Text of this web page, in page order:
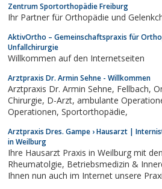
Zentrum Sportorthopädie Freiburg
Ihr Partner für Orthopädie und
AktivOrtho – Gemeinschaftspraxis für
Unfallchirurgie
Willkommen auf den Internetseiten
Arztpraxis Dr. Armin Sehne - Willkommen
Arztpraxis Dr. Armin Sehne, Fellbach, Orthopädie, Unfallchirurgie,
Chirurgie, D-Arzt, ambulante Operationen, stationäre
Operationen, Sportorthopädie,
Arztpraxis Dres. Gampe › Hausarzt |
in Weilburg
Ihre Hausarzt Praxis in Weilburg mit
Rheumatolgie, Betriebsmedizin & Innere Medizin. Wir freuen uns,
Ihnen nun auch im Internet unsere Praxis, unsere